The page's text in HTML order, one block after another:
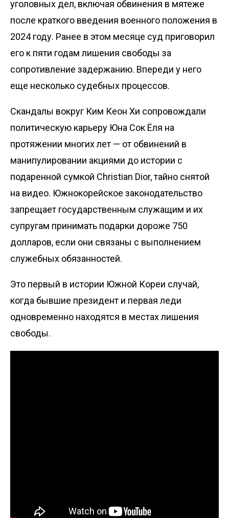
уголовных дел, включая обвинения в мятеже
после краткого введения военного положения в
2024 году. Ранее в этом месяце суд приговорил
его к пяти годам лишения свободы за
сопротивление задержанию. Впереди у него
еще несколько судебных процессов.
Скандалы вокруг Ким Кеон Хи сопровождали
политическую карьеру Юна Сок Ёля на
протяжении многих лет — от обвинений в
манипулировании акциями до истории с
подаренной сумкой Christian Dior, тайно снятой
на видео. Южнокорейское законодательство
запрещает государственным служащим и их
супругам принимать подарки дороже 750
долларов, если они связаны с выполнением
служебных обязанностей.
Это первый в истории Южной Кореи случай,
когда бывшие президент и первая леди
одновременно находятся в местах лишения
свободы.